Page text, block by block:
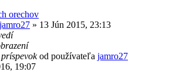
orechov
jamro27 » 13 Jún 2015, 23:13
od používateľa jamro27
19:07